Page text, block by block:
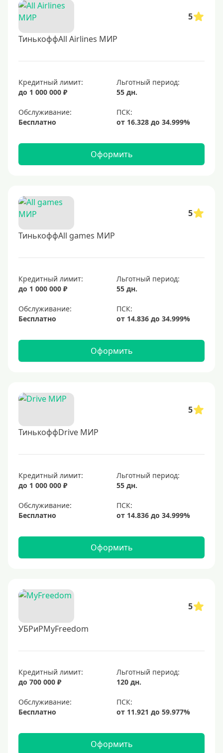
5
ТинькоффAll Airlines МИР
Кредитный лимит:
до 1 000 000 ₽
Льготный период:
55 дн.
Обслуживание:
Бесплатно
Оформить
5
ТинькоффAll games МИР
Кредитный лимит:
до 1 000 000 ₽
Льготный период:
55 дн.
Обслуживание:
Бесплатно
Оформить
5
ТинькоффDrive МИР
Кредитный лимит:
до 1 000 000 ₽
Льготный период:
55 дн.
Обслуживание:
Бесплатно
Оформить
5
УБРиРMyFreedom
Кредитный лимит:
до 700 000 ₽
Льготный период:
120 дн.
Обслуживание:
Бесплатно
Оформить